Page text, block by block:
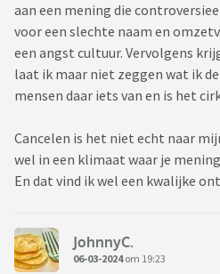
aan een mening die
voor een slechte naam en
een angst cultuur. Vervolgens
laat ik maar niet zeggen wat ik
mensen daar iets van en is het
Cancelen is het niet echt naar
wel in een klimaat waar je
En dat vind ik wel een kwalijke
JohnnyC.
06-03-2024om 19:23